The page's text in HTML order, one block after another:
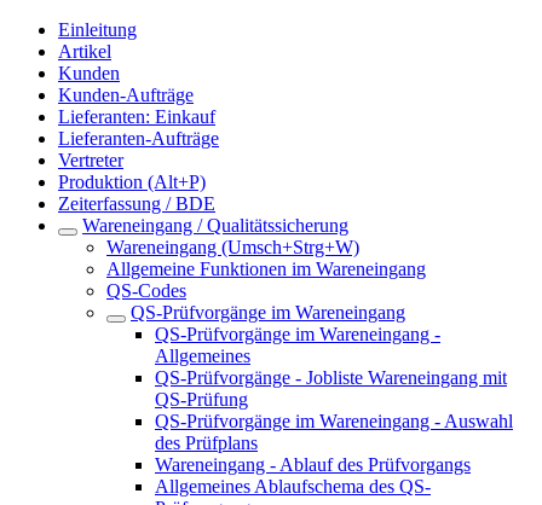
Einleitung
Artikel
Kunden
Kunden-Aufträge
Lieferanten: Einkauf
Lieferanten-Aufträge
Vertreter
Produktion (Alt+P)
Zeiterfassung / BDE
Wareneingang / Qualitätssicherung
Wareneingang (Umsch+Strg+W)
Allgemeine Funktionen im Wareneingang
QS-Codes
QS-Prüfvorgänge im Wareneingang
QS-Prüfvorgänge im Wareneingang -
Allgemeines
QS-Prüfvorgänge - Jobliste Wareneingang mit
QS-Prüfung
QS-Prüfvorgänge im Wareneingang - Auswahl
des Prüfplans
Wareneingang - Ablauf des Prüfvorgangs
Allgemeines Ablaufschema des QS-